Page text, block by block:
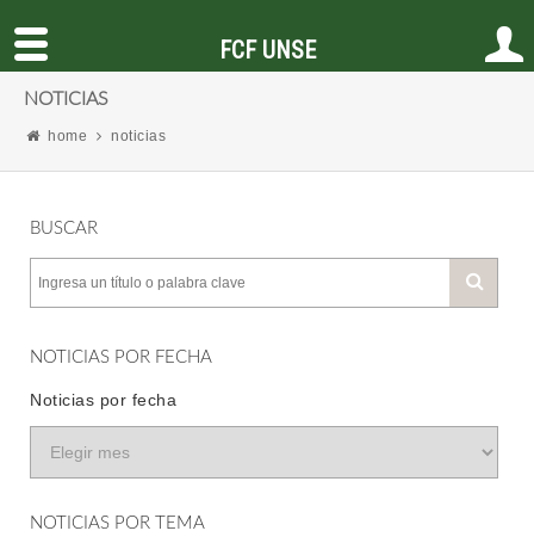
NOTICIAS
home noticias
BUSCAR
NOTICIAS POR FECHA
Noticias por fecha
NOTICIAS POR TEMA
FCF UNSE